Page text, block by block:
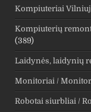
Kompiuteriai
Kompiuterių
(389)
Laidynės, laidynių
Monitoriai /
Robotai siurbliai /